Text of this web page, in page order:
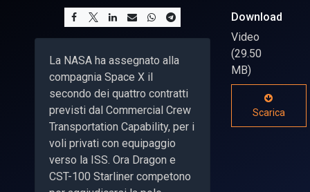
La NASA ha assegnato alla
compagnia Space X il
secondo dei quattro contratti
previsti dal Commercial Crew
Transportation Capability, per i
voli privati con equipaggio
verso la ISS. Ora Dragon e
CST-100 Starliner competono
Download
Video
(29.50
MB)
Scarica